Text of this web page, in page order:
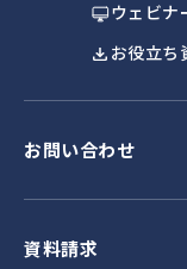
ウェビナ
お役立ち
お問い合わせ
資料請求